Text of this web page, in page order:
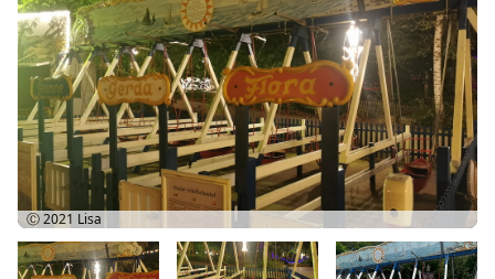
Ⓒ 2021 Lisa